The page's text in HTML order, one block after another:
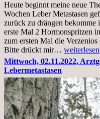
Heute beginnt meine neue
Wochen Leber Metastasen
zurück zu drängen bekomme
erste Mal 2 Hormonspritzen
zum ersten Mal die
Bitte drückt mir… Mittwoch,
09.11.2022
weiterlesen
Mittwoch, 02.11.2022,
Lebermetastasen